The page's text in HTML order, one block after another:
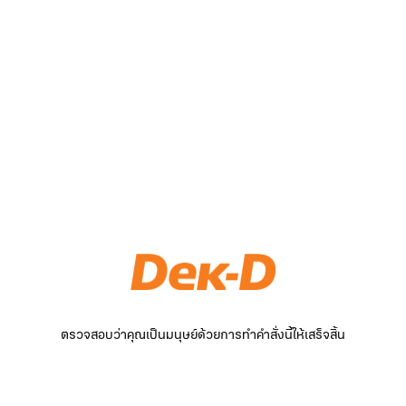
ตรวจสอบว่าคุณเป็นมนุษย์ด้วยการทำคำสั่งนี้ให้เสร็จสิ้น